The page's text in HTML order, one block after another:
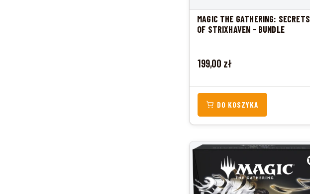
MAGIC THE GATHERING: SECRETS
OF STRIXHAVEN - BUNDLE
Cena
199,00 zł
DO KOSZYKA